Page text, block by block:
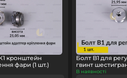
кронштейн
фари (1 шт.)
Болт B1 для
гвинт
В наявності